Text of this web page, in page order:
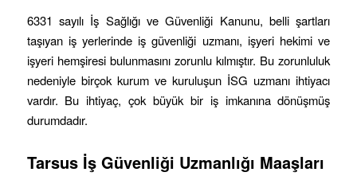
6331 sayılı İş Sağlığı ve Güvenliği Kanunu, belli şartları
taşıyan iş yerlerinde iş güvenliği uzmanı, işyeri hekimi ve
işyeri hemşiresi bulunmasını zorunlu kılmıştır. Bu zorunluluk
nedeniyle birçok kurum ve kuruluşun İSG uzmanı ihtiyacı
vardır. Bu ihtiyaç, çok büyük bir iş imkanına dönüşmüş
durumdadır.
Tarsus İş Güvenliği Uzmanlığı Maaşları